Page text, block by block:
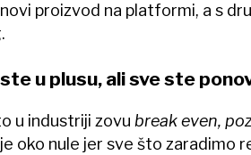
proizvod na platformi, a s
u plusu, ali sve ste
u industriji zovu break even,
oko nule jer sve što zaradimo